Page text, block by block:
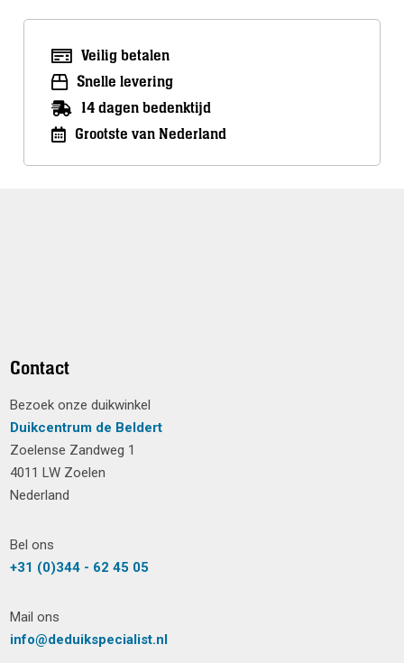
Veilig betalen
Snelle levering
14 dagen bedenktijd
Grootste van Nederland
Contact
Bezoek onze duikwinkel
Duikcentrum de Beldert
Zoelense Zandweg 1
4011 LW Zoelen
Nederland
Bel ons
+31 (0)344 - 62 45 05
Mail ons
info@deduikspecialist.nl